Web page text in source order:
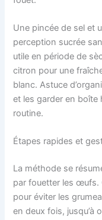
Une pincée de sel et
perception sucrée
utile en période de
citron pour une
blanc. Astuce
et les garder en boîte
routine.
Étapes rapides et
La méthode se
par fouetter les œufs.
pour éviter les
en deux fois, jusqu’à